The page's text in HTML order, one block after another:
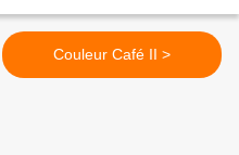
Couleur Café II >